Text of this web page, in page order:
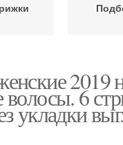
2019
волосы. 6
укладки